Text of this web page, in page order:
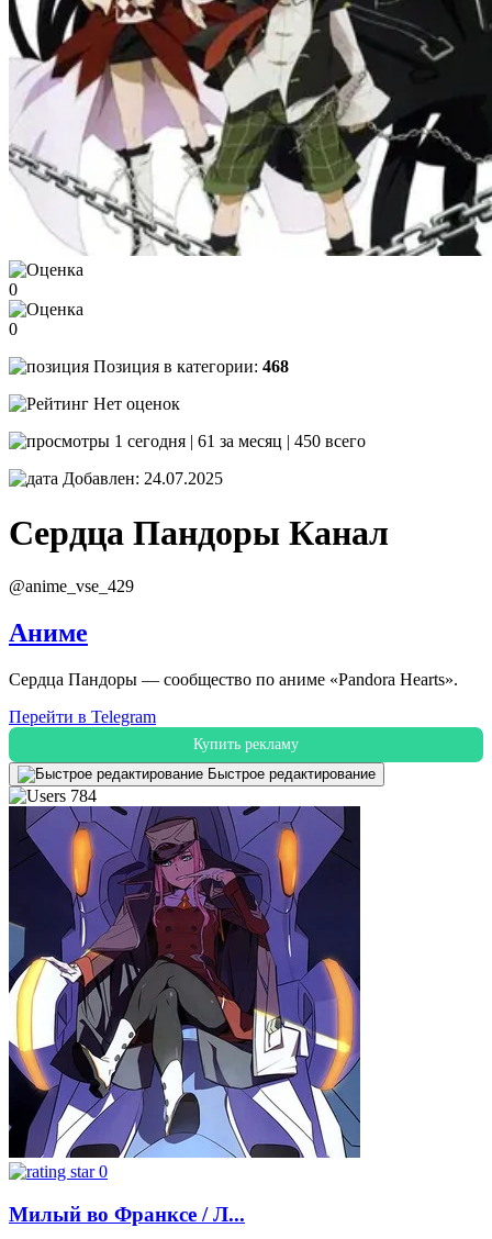
0
0
Позиция в категории: 468
Нет оценок
1 сегодня | 61 за месяц | 450 всего
Добавлен: 24.07.2025
Сердца Пандоры Канал
@anime_vse_429
Аниме
Сердца Пандоры — сообщество по аниме «Pandora Hearts».
Перейти в Telegram
Купить рекламу
Быстрое редактирование
784
0
Милый во Франксе / Л...